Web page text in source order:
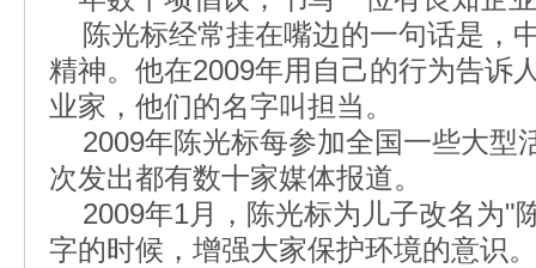
陈光标经常挂在嘴边的一句话是，
精神。他在2009年用自己的行为告诉
业家，他们的名字叫担当。
2009年陈光标每参加全国一些大型
次发出都有数十家媒体报道。
2009年1月，陈光标为儿子改名为"
字的时候，增强大家保护环境的意识。